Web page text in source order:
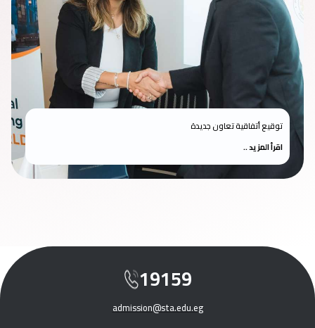
توقيع أتفاقية تعاون جديدة
اقرأ المزيد ..
19159
admission@sta.edu.eg